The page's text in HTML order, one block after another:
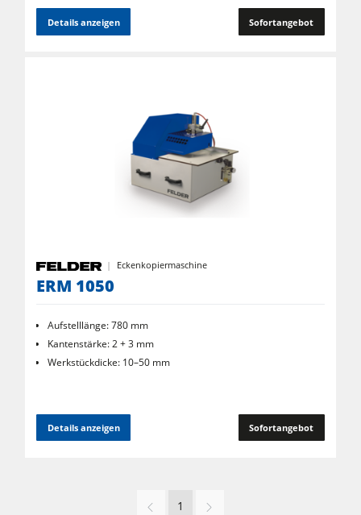
Details anzeigen Sofortangebot
Eckenkopiermaschine
ERM 1050
Aufstelllänge: 780 mm
Kantenstärke: 2 + 3 mm
Werkstückdicke: 10–50 mm
Details anzeigen Sofortangebot
1